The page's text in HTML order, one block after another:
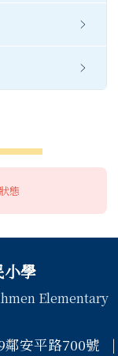
態
小學
Elementary
鄰安平路700號 |